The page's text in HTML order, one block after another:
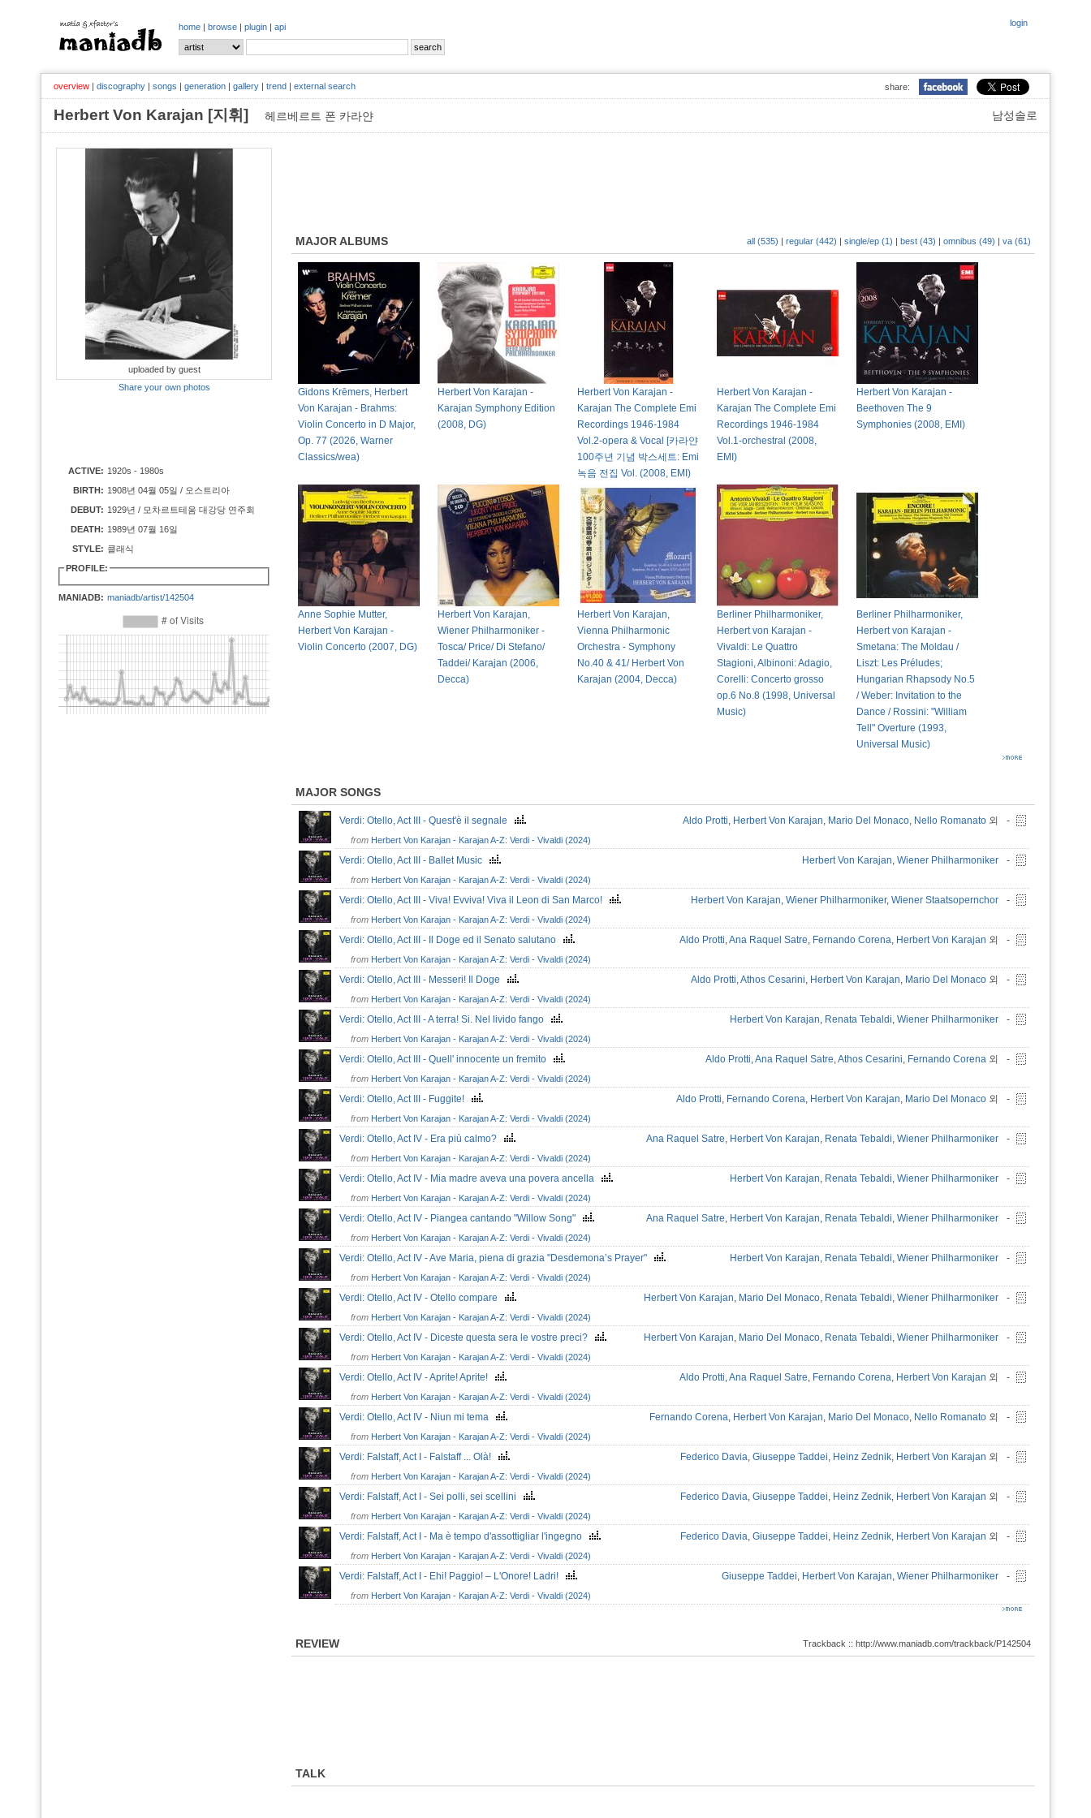
login
home | browse | plugin | api
share:
overview | discography | songs | generation | gallery | trend | external search
남성솔로
Herbert Von Karajan [지휘] 헤르베르트 폰 카라얀
uploaded by guest
Share your own photos
ACTIVE: 1920s - 1980s
BIRTH: 1908년 04월 05일 / 오스트리아
DEBUT: 1929년 / 모차르트테움 대강당 연주회
DEATH: 1989년 07월 16일
STYLE: 클래식
PROFILE:
MANIADB: maniadb/artist/142504
MAJOR ALBUMS all (535) | regular (442) | single/ep (1) | best (43) | omnibus (49) | va (61)
Gidons Krēmers, Herbert
Von Karajan - Brahms:
Violin Concerto in D Major,
Op. 77 (2026, Warner
Classics/wea)
Herbert Von Karajan -
Karajan Symphony Edition
(2008, DG)
Herbert Von Karajan -
Karajan The Complete Emi
Recordings 1946-1984
Vol.2-opera & Vocal [카라얀
100주년 기념 박스세트: Emi
녹음 전집 Vol. (2008, EMI)
Herbert Von Karajan -
Karajan The Complete Emi
Recordings 1946-1984
Vol.1-orchestral (2008,
EMI)
Herbert Von Karajan -
Beethoven The 9
Symphonies (2008, EMI)
Anne Sophie Mutter,
Herbert Von Karajan -
Violin Concerto (2007, DG)
Herbert Von Karajan,
Wiener Philharmoniker -
Tosca/ Price/ Di Stefano/
Taddei/ Karajan (2006,
Decca)
Herbert Von Karajan,
Vienna Philharmonic
Orchestra - Symphony
No.40 & 41/ Herbert Von
Karajan (2004, Decca)
Berliner Philharmoniker,
Herbert von Karajan -
Vivaldi: Le Quattro
Stagioni, Albinoni: Adagio,
Corelli: Concerto grosso
op.6 No.8 (1998, Universal
Music)
Berliner Philharmoniker,
Herbert von Karajan -
Smetana: The Moldau /
Liszt: Les Préludes;
Hungarian Rhapsody No.5
/ Weber: Invitation to the
Dance / Rossini: "William
Tell" Overture (1993,
Universal Music)
MAJOR SONGS
Verdi: Otello, Act III - Quest'è il segnale Aldo Protti, Herbert Von Karajan, Mario Del Monaco, Nello Romanato 외 -
from Herbert Von Karajan - Karajan A-Z: Verdi - Vivaldi (2024)
Verdi: Otello, Act III - Ballet Music Herbert Von Karajan, Wiener Philharmoniker -
from Herbert Von Karajan - Karajan A-Z: Verdi - Vivaldi (2024)
Verdi: Otello, Act III - Viva! Evviva! Viva il Leon di San Marco! Herbert Von Karajan, Wiener Philharmoniker, Wiener Staatsopernchor -
from Herbert Von Karajan - Karajan A-Z: Verdi - Vivaldi (2024)
Verdi: Otello, Act III - Il Doge ed il Senato salutano Aldo Protti,Ana Raquel Satre, Fernando Corena, Herbert Von Karajan 외 -
from Herbert Von Karajan - Karajan A-Z: Verdi - Vivaldi (2024)
Verdi: Otello, Act III - Messeri! Il Doge Aldo Protti,Athos Cesarini, Herbert Von Karajan, Mario Del Monaco 외 -
from Herbert Von Karajan - Karajan A-Z: Verdi - Vivaldi (2024)
Verdi: Otello, Act III - A terra! Si. Nel livido fango Herbert Von Karajan, Renata Tebaldi, Wiener Philharmoniker -
from Herbert Von Karajan - Karajan A-Z: Verdi - Vivaldi (2024)
Verdi: Otello, Act III - Quell' innocente un fremito Aldo Protti,Ana Raquel Satre,Athos Cesarini, Fernando Corena 외 -
from Herbert Von Karajan - Karajan A-Z: Verdi - Vivaldi (2024)
Verdi: Otello, Act III - Fuggite! Aldo Protti, Fernando Corena, Herbert Von Karajan, Mario Del Monaco 외 -
from Herbert Von Karajan - Karajan A-Z: Verdi - Vivaldi (2024)
Verdi: Otello, Act IV - Era più calmo? Ana Raquel Satre, Herbert Von Karajan, Renata Tebaldi, Wiener Philharmoniker -
from Herbert Von Karajan - Karajan A-Z: Verdi - Vivaldi (2024)
Verdi: Otello, Act IV - Mia madre aveva una povera ancella Herbert Von Karajan, Renata Tebaldi, Wiener Philharmoniker -
from Herbert Von Karajan - Karajan A-Z: Verdi - Vivaldi (2024)
Verdi: Otello, Act IV - Piangea cantando "Willow Song" Ana Raquel Satre, Herbert Von Karajan, Renata Tebaldi, Wiener Philharmoniker -
from Herbert Von Karajan - Karajan A-Z: Verdi - Vivaldi (2024)
Verdi: Otello, Act IV - Ave Maria, piena di grazia "Desdemona’s Prayer" Herbert Von Karajan, Renata Tebaldi, Wiener Philharmoniker -
from Herbert Von Karajan - Karajan A-Z: Verdi - Vivaldi (2024)
Verdi: Otello, Act IV - Otello compare Herbert Von Karajan, Mario Del Monaco, Renata Tebaldi, Wiener Philharmoniker -
from Herbert Von Karajan - Karajan A-Z: Verdi - Vivaldi (2024)
Verdi: Otello, Act IV - Diceste questa sera le vostre preci? Herbert Von Karajan, Mario Del Monaco, Renata Tebaldi, Wiener Philharmoniker -
from Herbert Von Karajan - Karajan A-Z: Verdi - Vivaldi (2024)
Verdi: Otello, Act IV - Aprite! Aprite! Aldo Protti,Ana Raquel Satre, Fernando Corena, Herbert Von Karajan 외 -
from Herbert Von Karajan - Karajan A-Z: Verdi - Vivaldi (2024)
Verdi: Otello, Act IV - Niun mi tema Fernando Corena, Herbert Von Karajan, Mario Del Monaco, Nello Romanato 외 -
from Herbert Von Karajan - Karajan A-Z: Verdi - Vivaldi (2024)
Verdi: Falstaff, Act I - Falstaff ... Olà! Federico Davia, Giuseppe Taddei, Heinz Zednik, Herbert Von Karajan 외 -
from Herbert Von Karajan - Karajan A-Z: Verdi - Vivaldi (2024)
Verdi: Falstaff, Act I - Sei polli, sei scellini Federico Davia, Giuseppe Taddei, Heinz Zednik, Herbert Von Karajan 외 -
from Herbert Von Karajan - Karajan A-Z: Verdi - Vivaldi (2024)
Verdi: Falstaff, Act I - Ma è tempo d'assottigliar l'ingegno Federico Davia, Giuseppe Taddei, Heinz Zednik, Herbert Von Karajan 외 -
from Herbert Von Karajan - Karajan A-Z: Verdi - Vivaldi (2024)
Verdi: Falstaff, Act I - Ehi! Paggio! – L'Onore! Ladri! Giuseppe Taddei, Herbert Von Karajan, Wiener Philharmoniker -
from Herbert Von Karajan - Karajan A-Z: Verdi - Vivaldi (2024)
REVIEW Trackback :: http://www.maniadb.com/trackback/P142504
TALK